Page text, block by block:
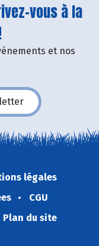
vous à la
et nos
légales
CGU
Plan du site